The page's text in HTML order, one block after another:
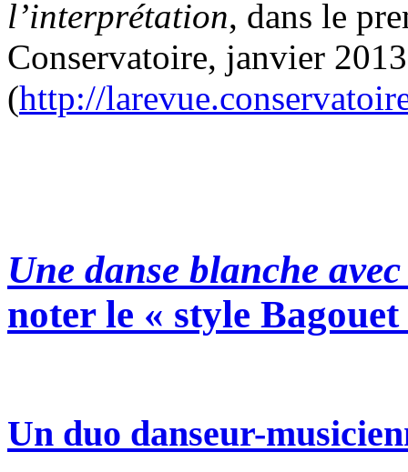
l’interprétation, dans le
Conservatoire, janvier 2013
(http://
Une danse blanche
noter le « style Bagouet
Un duo danseur-